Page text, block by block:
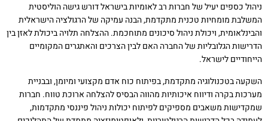
ניהול כספים יעיל של חברות רב לאומיות בישראל דורש גישה הוליסטית
המשלבת מומחיות טכנית מתקדמת, הבנה עמיקה של הרגולציה הישראלית
והבינלאומית, ויכולת ניהול סיכונים מתוחכמת. ההצלחה תלויה ביכולת לאזן בין
הדרישות הגלובליות של החברה האם לבין הצרכים והאתגרים המקומיים
הייחודיים לישראל.
השקעה בטכנולוגיה מתקדמת, בפיתוח כוח אדם מקצועי ומיומן, ובבניית
מערכות בקרה ודיווח איכותיות מהווה הבסיס להצלחה ארוכת טווח. חברות
שמקדישות משאבים מספיקים לפיתוח יכולות ניהול פיננסי מתקדמות,